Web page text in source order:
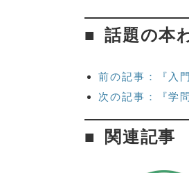
話題の本
前の記事：『入
次の記事：『学
関連記事